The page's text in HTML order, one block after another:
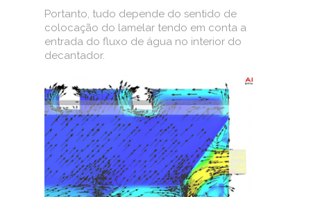
Portanto, tudo depende do sentido de
colocação do lamelar tendo em conta a
entrada do fluxo de água no interior do
decantador.